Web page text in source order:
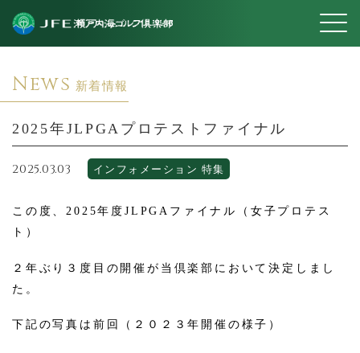
News 新着情報
2025年JLPGAプロテストファイナル
2025.03.03 インフォメーション 特集
この度、2025年度JLPGAファイナル（女子プロテス
ト）
２年ぶり３度目の開催が当倶楽部において決定しまし
た。
下記の写真は前回（２０２３年開催の様子）